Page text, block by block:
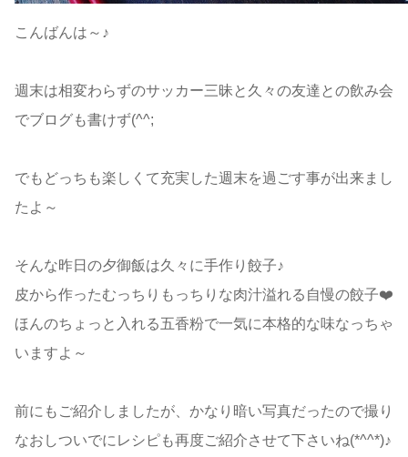
こんばんは～♪
週末は相変わらずのサッカー三昧と久々の友達との飲み会
でブログも書けず(^^;
でもどっちも楽しくて充実した週末を過ごす事が出来まし
たよ～
そんな昨日の夕御飯は久々に手作り餃子♪
皮から作ったむっちりもっちりな肉汁溢れる自慢の餃子❤️
ほんのちょっと入れる五香粉で一気に本格的な味なっちゃ
いますよ～
前にもご紹介しましたが、かなり暗い写真だったので撮り
なおしついでにレシピも再度ご紹介させて下さいね(*^^*)♪